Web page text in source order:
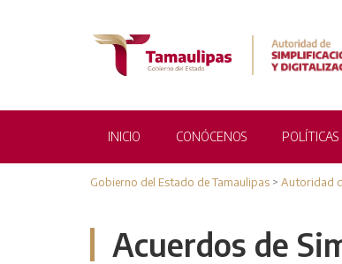
INICIO CONÓCENOS POLÍTICAS
Gobierno del Estado de Tamaulipas > Autoridad
Acuerdos de